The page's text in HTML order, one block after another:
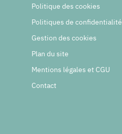
Politique des cookies
Politiques de confidentialité
Gestion des cookies
Plan du site
Mentions légales et CGU
Contact